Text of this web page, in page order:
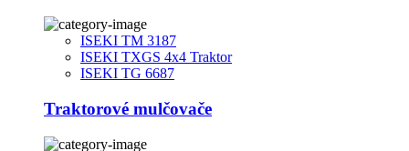
ISEKI TM 3187
ISEKI TXGS 4x4 Traktor
ISEKI TG 6687
Traktorové mulčovače